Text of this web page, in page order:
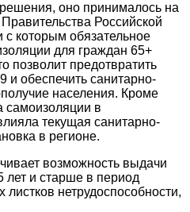
оно принималось на
Российской
с которым обязательное
для граждан 65+
позволит предотвратить
и обеспечить санитарно-
населения. Кроме
самоизоляции в
текущая санитарно-
в регионе.
возможность выдачи
и старше в период
нетрудоспособности,